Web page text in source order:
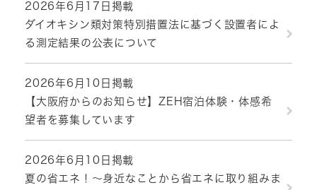
2026年6月17日掲載
ダイオキシン類対策特別措置法に基づく設置者によ
る測定結果の公表について
2026年6月10日掲載
【大阪府からのお知らせ】ZEH宿泊体験・体感希
望者を募集しています
2026年6月10日掲載
夏の省エネ！～身近なことから省エネに取り組みま